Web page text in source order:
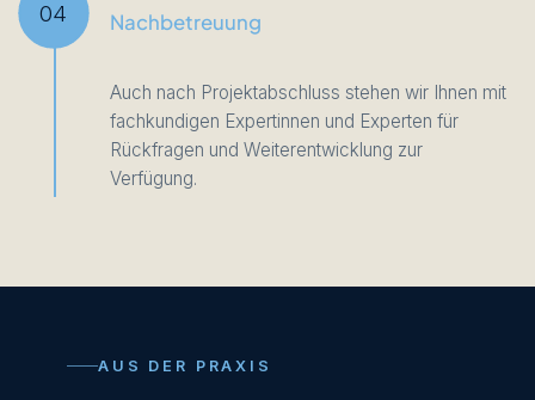
04 Nachbetreuung
Auch nach Projektabschluss stehen wir Ihnen mit
fachkundigen Expertinnen und Experten für
Rückfragen und Weiterentwicklung zur
Verfügung.
AUS DER PRAXIS